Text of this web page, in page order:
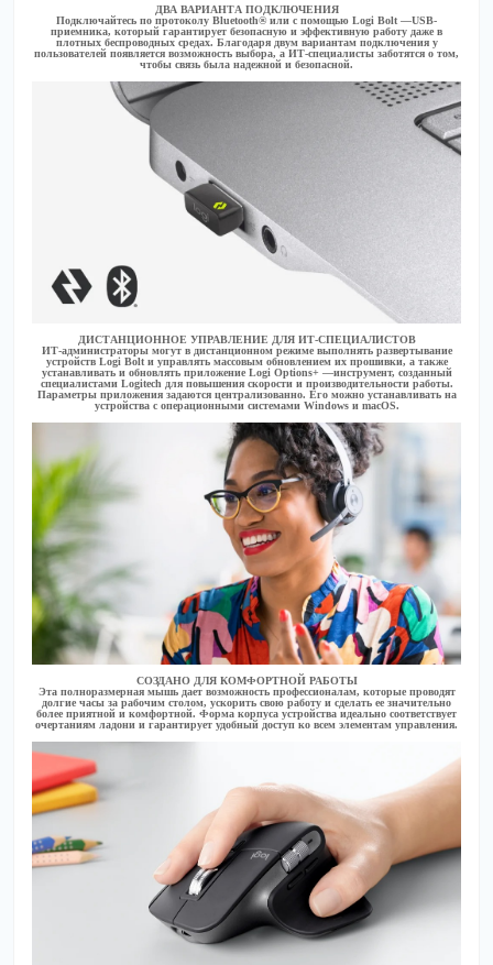
ДВА ВАРИАНТА ПОДКЛЮЧЕНИЯ
Подключайтесь по протоколу Bluetooth® или с помощью Logi Bolt —USB-
приемника, который гарантирует безопасную и эффективную работу даже в
плотных беспроводных средах. Благодаря двум вариантам подключения у
пользователей появляется возможность выбора, а ИТ-специалисты заботятся о том,
чтобы связь была надежной и безопасной.
ДИСТАНЦИОННОЕ УПРАВЛЕНИЕ ДЛЯ ИТ-СПЕЦИАЛИСТОВ
ИТ-администраторы могут в дистанционном режиме выполнять развертывание
устройств Logi Bolt и управлять массовым обновлением их прошивки, а также
устанавливать и обновлять приложение Logi Options+ —инструмент, созданный
специалистами Logitech для повышения скорости и производительности работы.
Параметры приложения задаются централизованно. Его можно устанавливать на
устройства с операционными системами Windows и macOS.
СОЗДАНО ДЛЯ КОМФОРТНОЙ РАБОТЫ
Эта полноразмерная мышь дает возможность профессионалам, которые проводят
долгие часы за рабочим столом, ускорить свою работу и сделать ее значительно
более приятной и комфортной. Форма корпуса устройства идеально соответствует
очертаниям ладони и гарантирует удобный доступ ко всем элементам управления.